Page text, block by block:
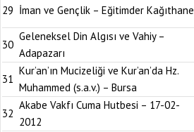
29 İman ve Gençlik – Eğitimder Kağıthane
30
Geleneksel Din Algısı ve Vahiy –
Adapazarı
31
Kur’an’ın Mucizeliği ve Kur’an’da Hz.
Muhammed (s.a.v.) – Bursa
32
Akabe Vakfı Cuma Hutbesi – 17-02-
2012